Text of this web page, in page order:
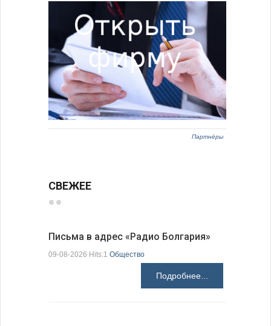
Партнёры
СВЕЖЕЕ
Письма в адрес «Радио Болгария»
09-08-2026 Hits:1 Общество
Подробнее...